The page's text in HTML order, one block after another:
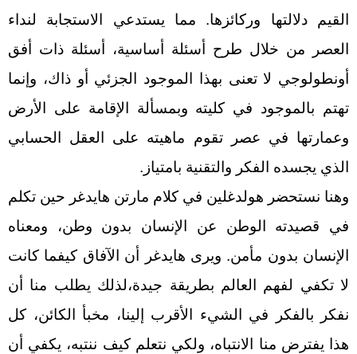
القيم دلالتها وركائزها. مما يستدعي الاستجابة لنداء
العصر من خلال طرح أسئلة أساسية، أسئلة ذات أفق
أونطولوجي لا تعنى بهذا الموجود الجزئي أو ذاك، وإنما
تهتم بالموجود في كليته وبمسألة الإقامة على الأرض
وعمارتها في عصر تقوم ماهيته على العقل الحسابي
الذي يجسده الفكر والتقنية بامتياز.
وهنا نستحضر هولدغلين في كلام مارتن هايدغر حين تكلم
في قصيدته الوطن عن الإنسان بدون وطن، ومعناه
الإنسان بدون مأمن. ويرى هايدغر أن الآفاق كيفما كانت
لا تكفي لفهم العالم بطريقة جيدة،لذلك يطلب منا أن
نفكر بالفكر في الشيء الأقرب إلينا، مخبأ الكائن، كل
هذا يفترض منا الانتباه، ولكي نتعلم كيف ننتبه، يكفي أن